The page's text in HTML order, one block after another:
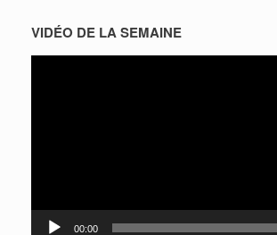
VIDÉO DE LA SEMAINE
00:00